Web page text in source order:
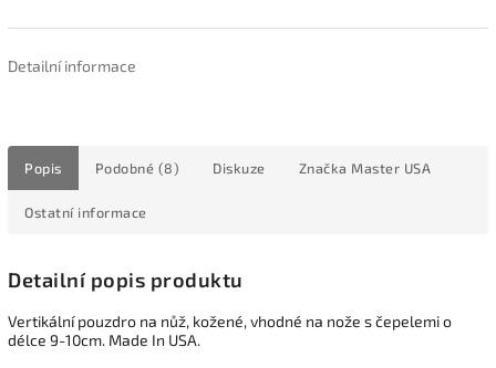
Detailní informace
Popis Podobné (8) Diskuze Značka Master USA
Ostatní informace
Detailní popis produktu
Vertikální pouzdro na nůž, kožené, vhodné na nože s čepelemi o
délce 9-10cm. Made In USA.